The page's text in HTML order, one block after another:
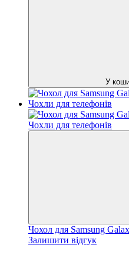
У
Чохол для Samsung
Залишити відгук